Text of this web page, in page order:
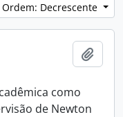
Ordem: Decrescente
como
de Newton